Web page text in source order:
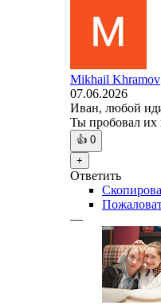
Mikhail Khramov
07.06.2026
Иван, любой
Ты пробовал их
👍 0
+
Ответить
—